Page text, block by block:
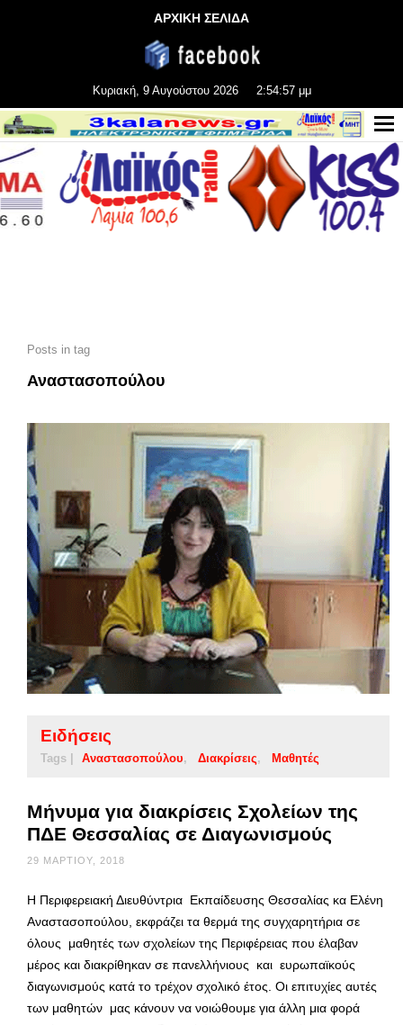
ΑΡΧΙΚΗ ΣΕΛΙΔΑ
Κυριακή, 9 Αυγούστου 2026 2:54:59 μμ
Posts in tag
Αναστασοπούλου
Ειδήσεις
Tags | Αναστασοπούλου Διακρίσεις Μαθητές
Μήνυμα για διακρίσεις Σχολείων της
ΠΔΕ Θεσσαλίας σε Διαγωνισμούς
29 ΜΑΡΤΊΟΥ, 2018
Η Περιφερειακή Διευθύντρια Εκπαίδευσης Θεσσαλίας κα Ελένη
Αναστασοπούλου, εκφράζει τα θερμά της συγχαρητήρια σε
όλους μαθητές των σχολείων της Περιφέρειας που έλαβαν
μέρος και διακρίθηκαν σε πανελλήνιους και ευρωπαϊκούς
διαγωνισμούς κατά το τρέχον σχολικό έτος. Οι επιτυχίες αυτές
των μαθητών μας κάνουν να νοιώθουμε για άλλη μια φορά